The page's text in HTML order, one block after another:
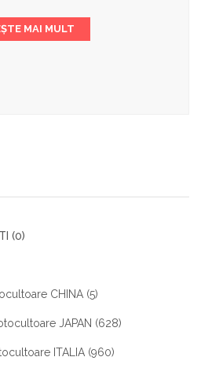
MAI MULT
(0)
CHINA (5)
JAPAN (628)
ITALIA (960)